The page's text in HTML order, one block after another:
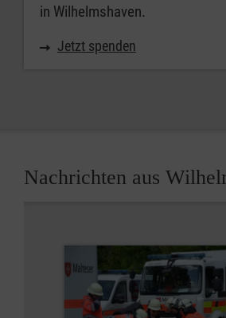
in Wilhelmshaven.
Jetzt spenden
Nachrichten aus